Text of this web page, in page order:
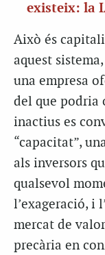
existeix: la
Això és
aquest
una empresa
del que podria
inactius es
“capacitat”,
als inversors
qualsevol
l’exageració, i
mercat de
precària en